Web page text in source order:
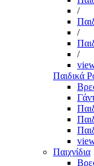
/
/
/
Παιδικά
Παιχνίδια